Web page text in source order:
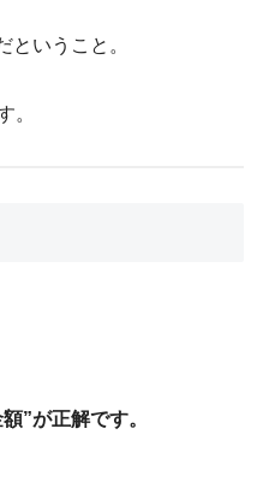
ということ。
。
”が正解です。